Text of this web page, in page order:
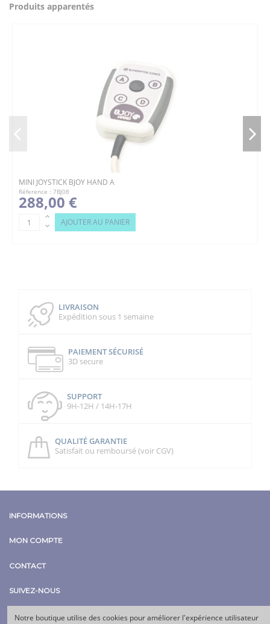
Produits apparentés
MINI JOYSTICK BJOY HAND A
Réference : 7BJ08
288,00 €
AJOUTER AU PANIER
LIVRAISON
Expédition sous 1 semaine
PAIEMENT SÉCURISÉ
3D secure
SUPPORT
9H-12H / 14H-17H
QUALITÉ GARANTIE
Satisfait ou remboursé (voir CGV)
INFORMATIONS
MON COMPTE
CONTACT
SUIVEZ-NOUS
Notre boutique utilise des cookies pour améliorer l'expérience utilisateur